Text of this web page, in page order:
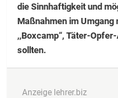
die Sinnhaftigkeit und
Maßnahmen im
,,Boxcamp“, Täter-
sollten.
Anzeige lehrer.biz